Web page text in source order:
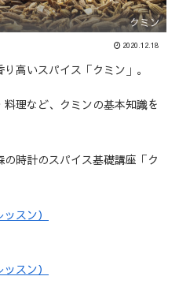
クミン
2020.12.18
高いスパイス「クミン」。
理など、クミンの基本知識を
時計のスパイス基礎講座「ク
スン）
スン）